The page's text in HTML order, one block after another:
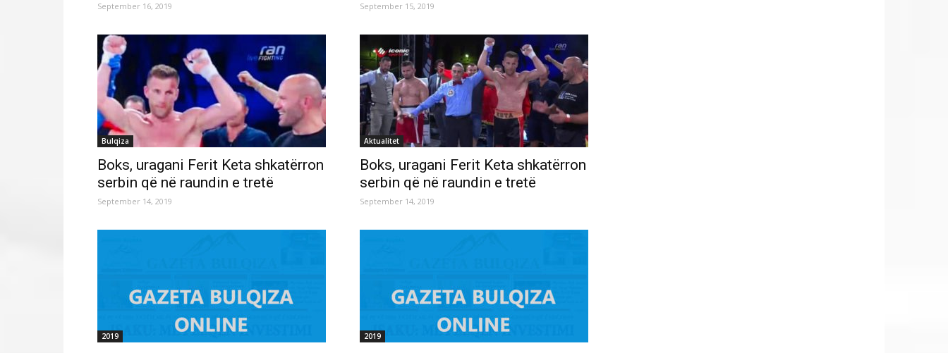
September 16, 2019 September 15, 2019
Bulqiza
Boks, uragani Ferit Keta shkatërron
serbin që në raundin e tretë
September 14, 2019
Aktualitet
Boks, uragani Ferit Keta shkatërron
serbin që në raundin e tretë
September 14, 2019
2019 2019